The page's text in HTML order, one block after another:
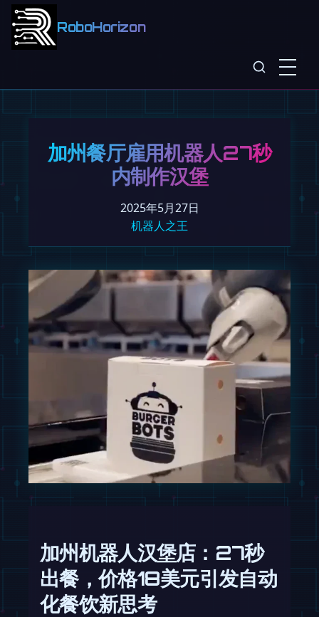
RoboHorizon
加州餐厅雇用机器人27秒
内制作汉堡
2025年5月27日
机器人之王
加州机器人汉堡店：27秒
出餐，价格18美元引发自动
化餐饮新思考